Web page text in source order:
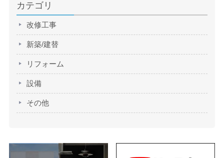
カテゴリ
改修工事
新築/建替
リフォーム
設備
その他